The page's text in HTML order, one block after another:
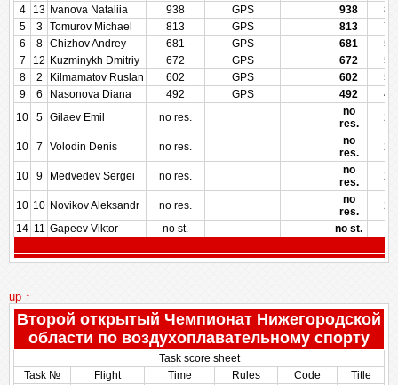
4
13 Ivanova Nataliia 938 GPS 938
5
3 Tomurov Michael 813 GPS 813
6
8 Chizhov Andrey 681 GPS 681
7
12 Kuzminykh Dmitriy 672 GPS 672
8
2 Kilmamatov Ruslan 602 GPS 602
9
6 Nasonova Diana 492 GPS 492
10
5 Gilaev Emil no res.
no
res.
10 7 Volodin Denis no res.
no
res.
10 9 Medvedev Sergei no res.
no
res.
10 10 Novikov Aleksandr no res.
no
res.
14 11 Gapeev Viktor no st. no st.
up ↑
Второй открытый Чемпионат Нижегородской
области по воздухоплавательному спорту
Task score sheet
Task №
Flight Time Rules Code Title